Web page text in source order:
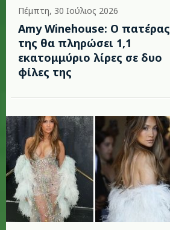
Πέμπτη, 30 Ιούλιος 2026
Amy Winehouse: Ο πατέρας
της θα πληρώσει 1,1
εκατομμύριο λίρες σε δυο
φίλες της